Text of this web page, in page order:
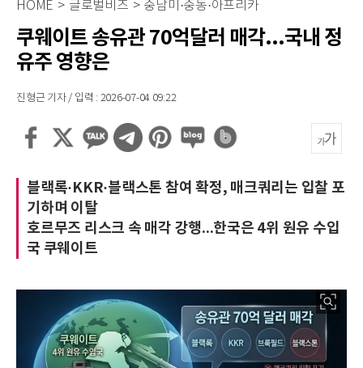
HOME > 글로벌비즈 > 중남미·중동·아프리카
쿠웨이트 송유관 70억달러 매각...국내 정
유주 영향은
진형근 기자 / 입력 : 2026-07-04 09:22
블랙록·KKR·블랙스톤 참여 확정, 매크쿼리는 입찰 포
기하며 이탈
호르무즈 리스크 속 매각 강행...한국은 4위 원유 수입
국 쿠웨이트